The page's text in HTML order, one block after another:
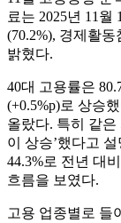
료는 2025년 11월
(70.2%), 경제활
밝혔다.
40대 고용률은
(+0.5%p)로 상승
올랐다. 특히 같은
이 상승’했다고
44.3%로 전년 대
흐름을 보였다.
고용 업종별로 들